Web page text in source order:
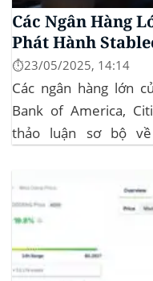
Các Ngân Hàng
Phát Hành
⏱️23/05/2025, 14:14
Các ngân hàng lớn
Bank of America,
thảo luận sơ bộ
tiền điện tử. Các...